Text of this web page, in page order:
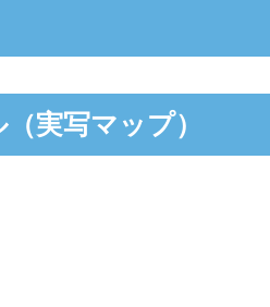
実写マップ）